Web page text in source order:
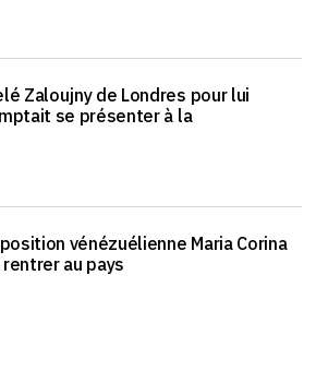
Zaloujny de Londres pour lui
se présenter à la
vénézuélienne Maria Corina
au pays